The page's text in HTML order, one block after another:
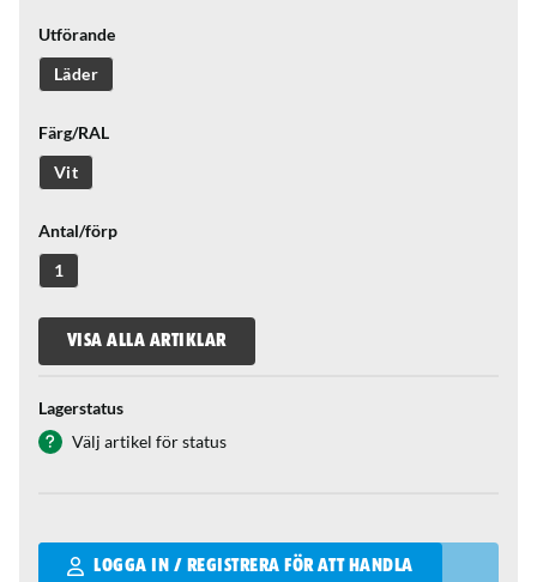
Utförande
Läder
Färg/RAL
Vit
Antal/förp
1
VISA ALLA ARTIKLAR
Lagerstatus
Välj artikel för status
LOGGA IN / REGISTRERA FÖR ATT HANDLA
Qantity